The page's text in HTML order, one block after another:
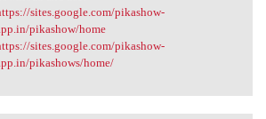
sites.google.com/pikashow-
pikashow/home
sites.google.com/pikashow-
pikashows/home/